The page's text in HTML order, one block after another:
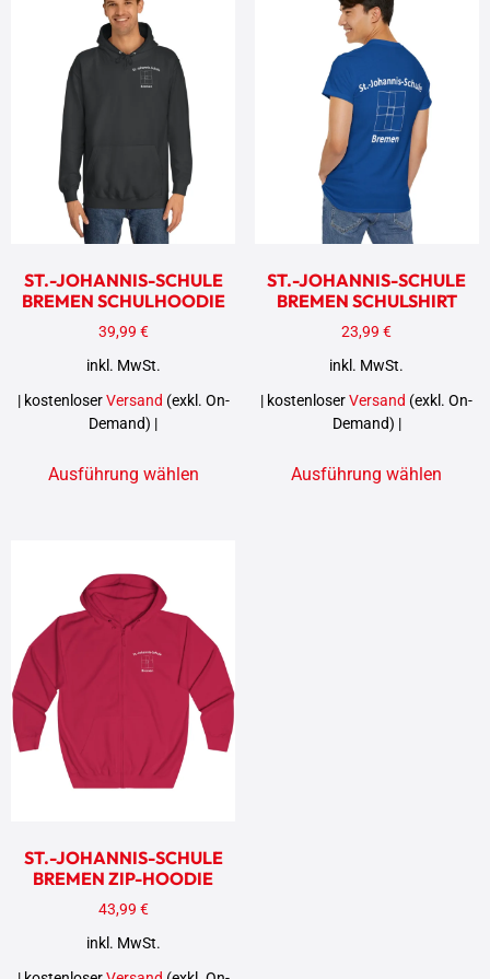
ST.-JOHANNIS-SCHULE
BREMEN SCHULHOODIE
39,99 €
inkl. MwSt.
| kostenloserVersand (exkl. On-
Demand) |
Ausführung wählen
ST.-JOHANNIS-SCHULE
BREMEN SCHULSHIRT
23,99€
inkl. MwSt.
| kostenloserVersand (exkl. On-
Demand) |
Ausführung wählen
ST.-JOHANNIS-SCHULE
BREMEN ZIP-HOODIE
43,99 €
inkl. MwSt.